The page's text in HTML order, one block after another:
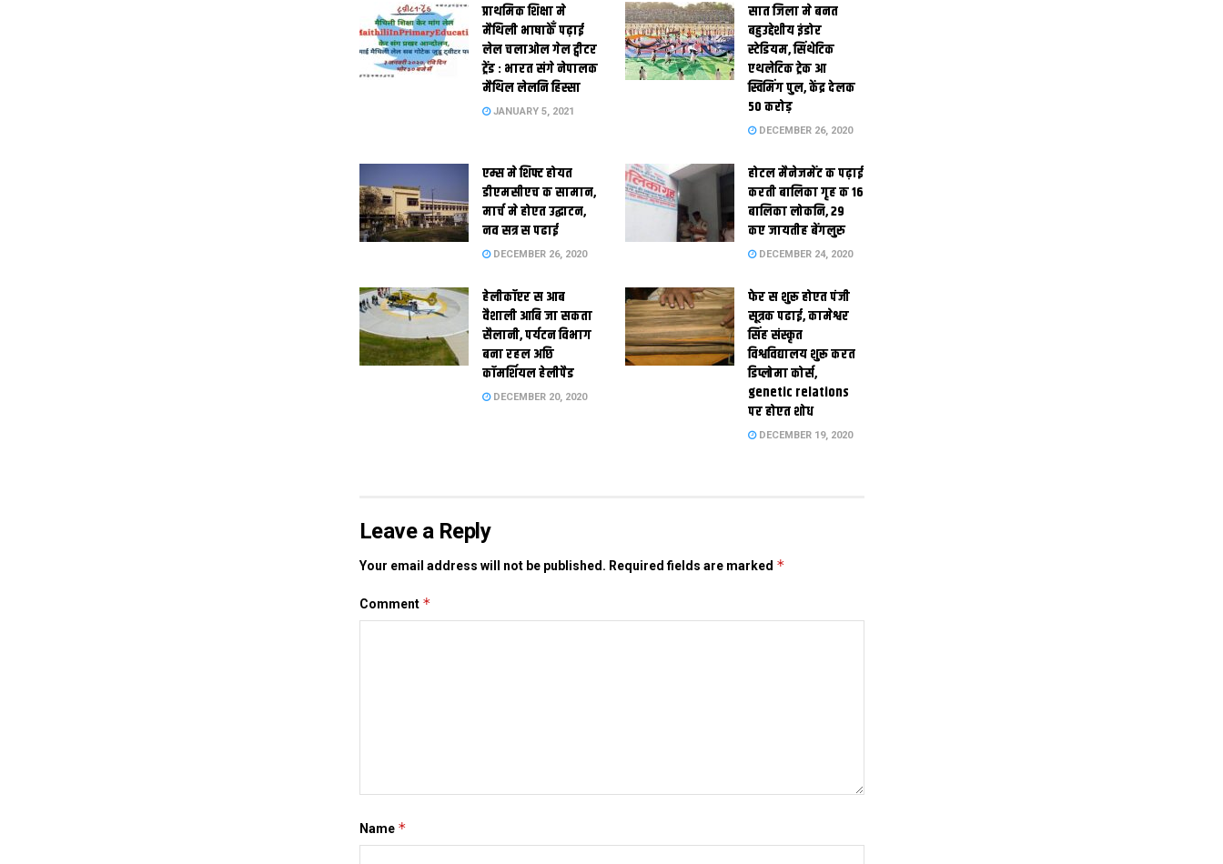
प्राथमिक शि‍क्षा मे
मैथि‍ली भाषाकेँ पढ़ाई
लेल चलाओल गेल ट्वीटर
ट्रेंड : भारत संगे नेपालक
मैथिल लेलनि हिस्सा
JANUARY 5, 2021
सात जिला मे बनत
बहुउद्देशीय इंडोर
स्‍टेडि‍यम, सिंथेटिक
एथलेटिक ट्रेक आ
स्विमिंग पुल, केंद्र देलक
50 करोड़
DECEMBER 26, 2020
एम्स मे शिफ्ट होयत
डीएमसीएच क सामान,
मार्च मे होएत उद्घाटन,
नव सत्र स पढाई
DECEMBER 26, 2020
होटल मैनेजमेंट क पढ़ाई
करती बालिका गृह क 16
बालिका लोकनि, 29
कए जायतीह बेंगलुरु
DECEMBER 24, 2020
हेलीकॉप्टर स आब
वैशाली आबि जा सकता
सैलानी, पर्यटन विभाग
बना रहल अछि
कॉमर्शियल हेलीपैड
DECEMBER 20, 2020
फेर स शुरू होएत पंजी
सूत्रक पढाई, कामेश्वर
सिंह संस्कृत
विश्वविद्यालय शुरू करत
डिप्लोमा कोर्स,
genetic relations
पर होएत शोध
DECEMBER 19, 2020
Leave a Reply
Your email address will not be published. Required fields are marked *
Comment *
Name *